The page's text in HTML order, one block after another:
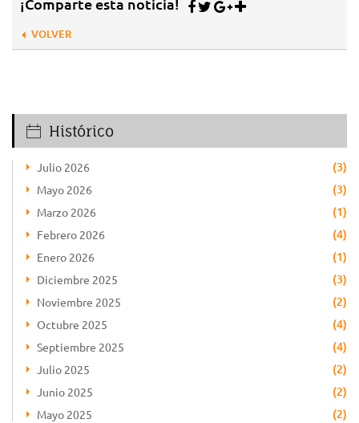
¡Comparte esta noticia!
VOLVER
Histórico
Julio 2026 (3)
Mayo 2026 (3)
Marzo 2026 (1)
Febrero 2026 (4)
Enero 2026 (1)
Diciembre 2025 (3)
Noviembre 2025 (2)
Octubre 2025 (4)
Septiembre 2025 (4)
Julio 2025 (2)
Junio 2025 (2)
Mayo 2025 (2)